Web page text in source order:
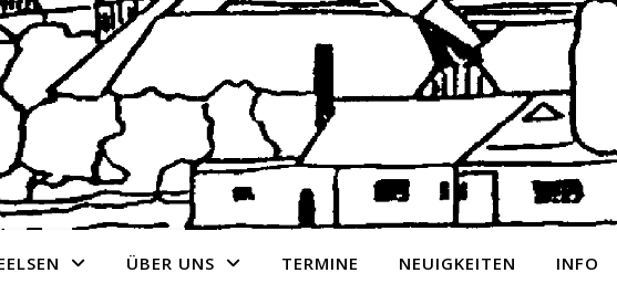
ÜBER UNS TERMINE NEUIGKEITEN INFO